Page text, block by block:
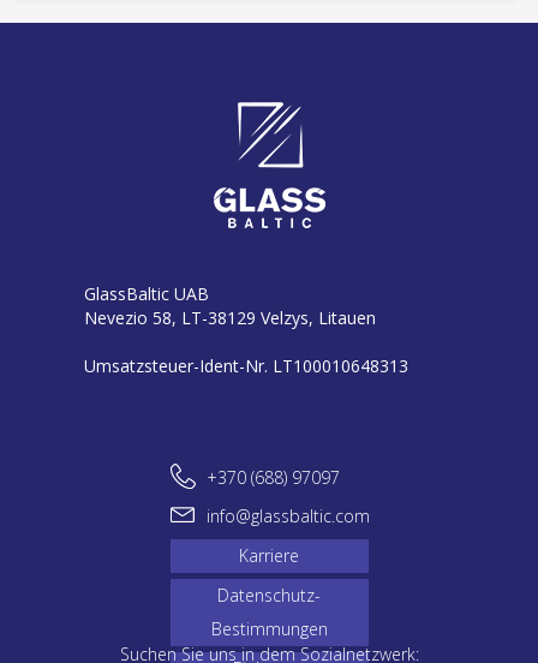
GlassBaltic UAB
Nevezio 58, LT-38129 Velzys, Litauen
Umsatzsteuer-Ident-Nr. LT100010648313
+370 (688) 97097
info@glassbaltic.com
Karriere
Datenschutz-
Bestimmungen
Suchen Sie uns in dem Sozialnetzwerk: